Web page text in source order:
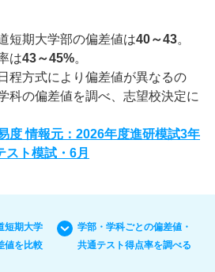
短期大学部の偏差値は40～43。
は43～45%。
程方式により偏差値が異なるの
科の偏差値を調べ、志望校決定に
度 情報元：2026年度進研模試3年
スト模試・6月
短期大学
値を比較
学部・学科ごとの偏差値・
共通テスト得点率を調べる